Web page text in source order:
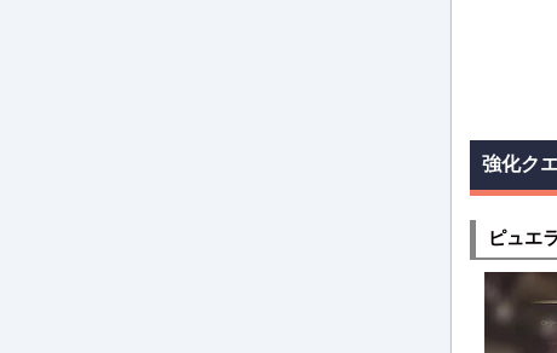
強化ク
ピュエ